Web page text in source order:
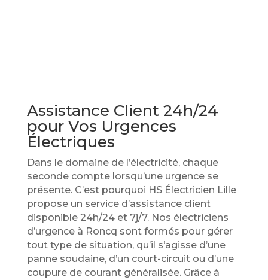
Assistance Client 24h/24
pour Vos Urgences
Électriques
Dans le domaine de l’électricité, chaque
seconde compte lorsqu’une urgence se
présente. C’est pourquoi HS Électricien Lille
propose un service d’assistance client
disponible 24h/24 et 7j/7. Nos électriciens
d’urgence à Roncq sont formés pour gérer
tout type de situation, qu’il s’agisse d’une
panne soudaine, d’un court-circuit ou d’une
coupure de courant généralisée. Grâce à